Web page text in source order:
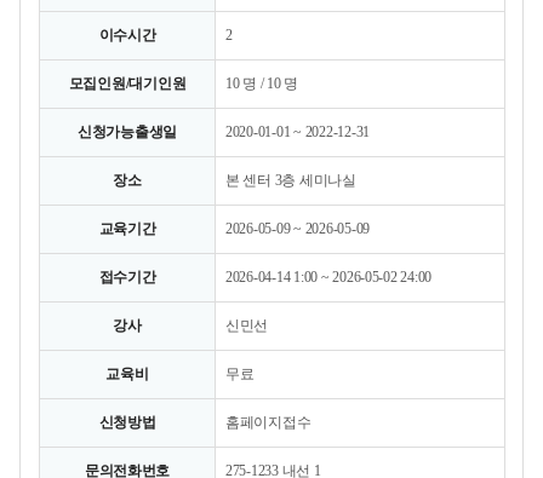
이수시간 2
모집인원/대기인원 10 명 / 10 명
신청가능출생일 2020-01-01 ~ 2022-12-31
장소 본 센터 3층 세미나실
교육기간 2026-05-09 ~ 2026-05-09
접수기간 2026-04-14 1:00 ~ 2026-05-02 24:00
강사 신민선
교육비 무료
신청방법 홈페이지접수
문의전화번호 275-1233 내선 1